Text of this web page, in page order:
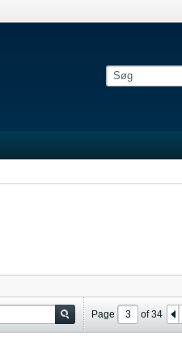
Page of34